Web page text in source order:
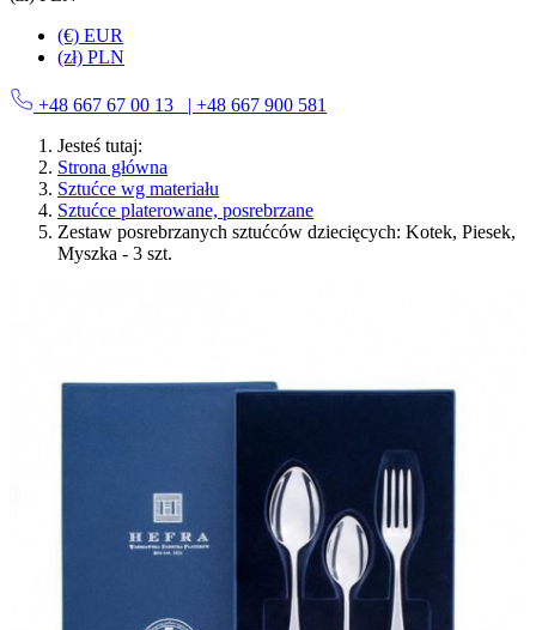
(€) EUR
(zł) PLN
+48 667 67 00 13
| +48 667 900 581
Jesteś tutaj:
Strona główna
Sztućce wg materiału
Sztućce platerowane, posrebrzane
Zestaw posrebrzanych sztućców dziecięcych: Kotek, Piesek,
Myszka - 3 szt.